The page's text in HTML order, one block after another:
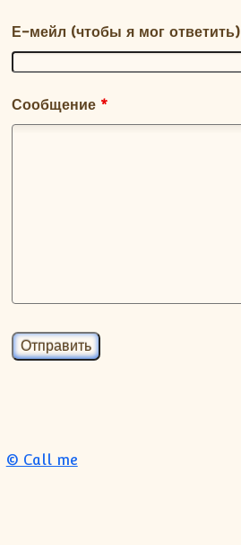
Е-мейл (чтобы я мог ответить)
Сообщение *
© Call me